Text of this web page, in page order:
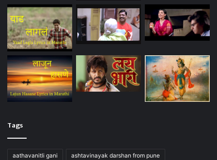
Tags
aathavanitli gani ashtavinayak darshan from pune